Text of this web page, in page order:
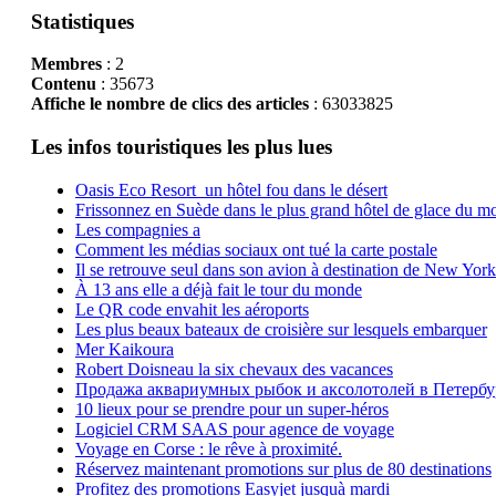
Statistiques
Membres: 2
Contenu : 35673
Affiche le nombre de clics des articles: 63033825
Les infos touristiques les plus lues
Oasis Eco Resort un hôtel fou dans le désert
Frissonnez en Suède dans le plus grand hôtel de glace du
Les compagnies a
Comment les médias sociaux ont tué la carte postale
Il se retrouve seul dans son avion à destination de New York
À 13 ans elle a déjà fait le tour du monde
Le QR code envahit les aéroports
Les plus beaux bateaux de croisière sur lesquels embarquer
Mer Kaikoura
Robert Doisneau la six chevaux des vacances
Продажа аквариумных рыбок и аксолотолей в
10 lieux pour se prendre pour un super-héros
Logiciel CRM SAAS pour agence de voyage
Voyage en Corse : le rêve à proximité.
Réservez maintenant promotions sur plus de 80 destinations
Profitez des promotions Easyjet jusquà mardi